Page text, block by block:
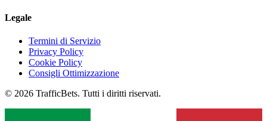
Legale
Termini di Servizio
Privacy Policy
Cookie Policy
Consigli Ottimizzazione
© 2026 TrafficBets. Tutti i diritti riservati.